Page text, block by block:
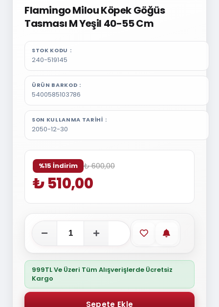
Flamingo Milou Köpek Göğüs
Tasması M Yeşil 40-55 Cm
STOK KODU
240-519145
ÜRÜN BARKOD
5400585103786
SON KULLANMA TARIHI
2050-12-30
%15 İndirim ₺ 600,00
₺ 510,00
Favorilere ekle
Stoğa
999TL Ve Üzeri Tüm Alışverişlerde Ücretsiz
Kargo